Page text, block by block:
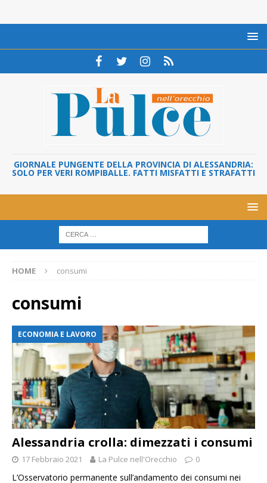
GIORNALE PUNGENTE DELLA PROVINCIA DI ALESSANDRIA:
SOLO PER VERI ROMPIBALLE. FATTI MISFATTI E STRAFATTI
HOME consumi
consumi
ECONOMIA E LAVORO
Alessandria crolla: dimezzati i consumi
17 Febbraio 2021 La Pulce nell'Orecchio 0
L’Osservatorio permanente sull’andamento dei consumi nei